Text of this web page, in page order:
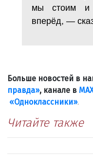
мы стоим и
вперёд, —
Больше новостей в
правда», канале в
«Одноклассники».
Читайте также